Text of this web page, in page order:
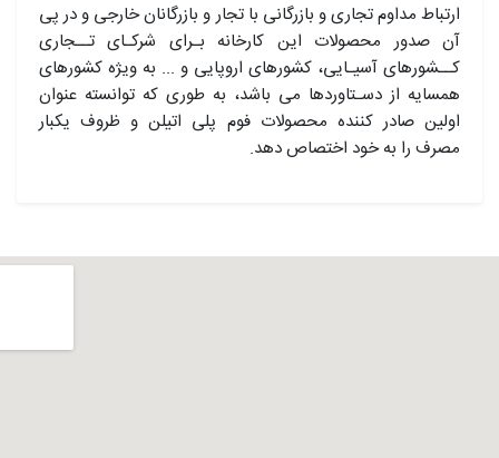
ارتباط مداوم تجاری و بازرگانی با تجار و بازرگانان خارجی و در پی
آن صدور محصولات این کارخانه بـرای شرکـای تــجاری
کــشورهای آسیـایی، کشورهای اروپایی و ... به ویژه کشورهای
همسایه از دسـتاوردها می باشد، به طوری که توانسته عنوان
اولین صادر کننده محصولات فوم پلی اتیلن و ظروف یکبار
مصرف را به خود اختصاص دهد.